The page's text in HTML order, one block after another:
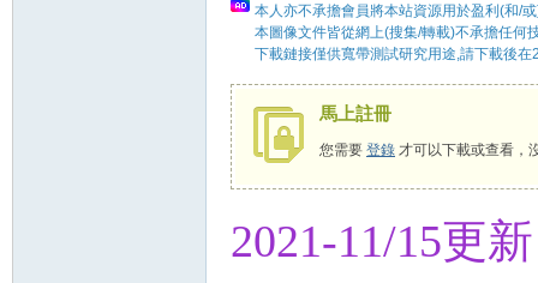
本人亦不承擔會員將本站資源用於盈利(和/
本圖像文件皆從網上(搜集/轉載)不承擔任何
下載鏈接僅供寬帶測試研究用途,請下載後
馬上註冊
您需要 登錄 才可以下載或查看，
2021-11/15更新